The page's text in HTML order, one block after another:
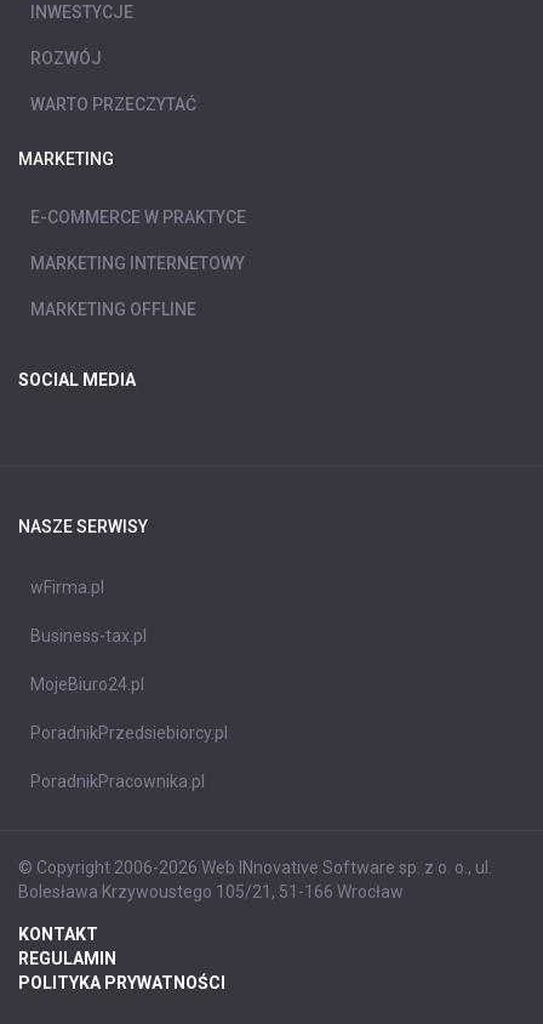
INWESTYCJE
ROZWÓJ
WARTO PRZECZYTAĆ
MARKETING
E-COMMERCE W PRAKTYCE
MARKETING INTERNETOWY
MARKETING OFFLINE
SOCIAL MEDIA
NASZE SERWISY
wFirma.pl
Business-tax.pl
MojeBiuro24.pl
PoradnikPrzedsiebiorcy.pl
PoradnikPracownika.pl
© Copyright 2006-2026 Web INnovative Software sp. z o. o., ul.
Bolesława Krzywoustego 105/21, 51-166 Wrocław
KONTAKT
REGULAMIN
POLITYKA PRYWATNOŚCI